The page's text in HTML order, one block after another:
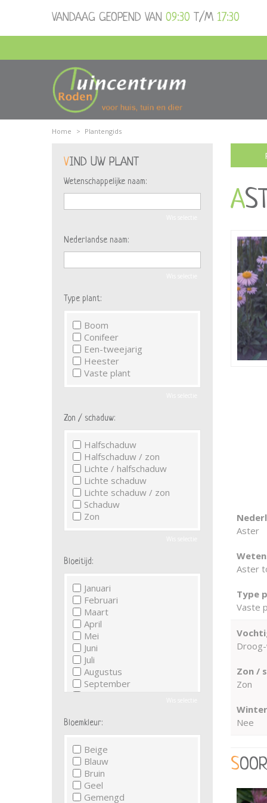
Home > Plantengids
VANDAAG GEOPEND VAN 09:30 T/M 17:30
Aster
Aster
Type
Vaste
Zon /
Zon
Nee
VIND UW PLANT
Wetenschappelijke naam:
Nederlandse naam:
Type plant:
Boom
Conifeer
Een-tweejarig
Heester
Vaste plant
Zon / schaduw:
Halfschaduw
Halfschaduw / zon
Lichte / halfschaduw
Lichte schaduw
Lichte schaduw / zon
Schaduw
Zon
Bloeitijd:
Januari
Februari
Maart
April
Mei
Juni
Juli
Augustus
September
December
Bloemkleur:
Beige
Blauw
Bruin
Geel
Gemengd